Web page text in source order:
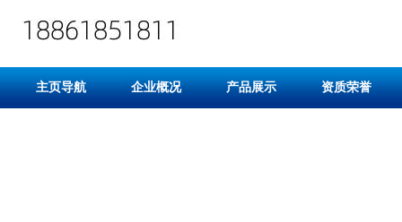
主页导航 企业概况 产品展示 资质荣誉